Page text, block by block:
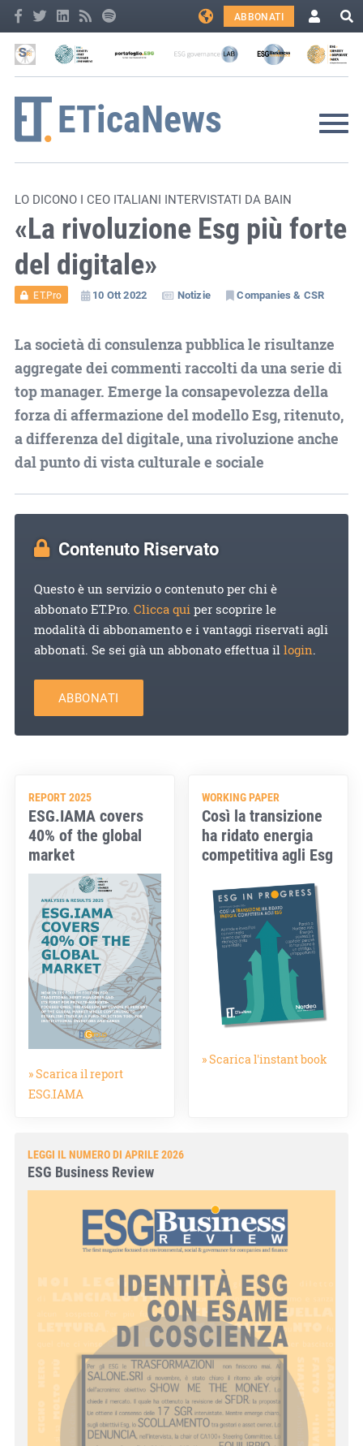
ABBONATI
LO DICONO I CEO ITALIANI INTERVISTATI DA BAIN
«La rivoluzione Esg più forte
del digitale»
ET.Pro 10 Ott 2022 Notizie Companies & CSR
La società di consulenza pubblica le risultanze
aggregate dei commenti raccolti da una serie di
top manager. Emerge la consapevolezza della
forza di affermazione del modello Esg, ritenuto,
a differenza del digitale, una rivoluzione anche
dal punto di vista culturale e sociale
Contenuto Riservato
Questo è un servizio o contenuto per chi è
abbonato ET.Pro. Clicca quiper scoprire le
modalità di abbonamento e i vantaggi riservati agli
abbonati. Se sei già un abbonato effettua illogin.
ABBONATI
REPORT 2025
ESG.IAMA covers
40% of the global
market
» Scarica il report
ESG.IAMA
WORKING PAPER
Così la transizione
ha ridato energia
competitiva agli Esg
» Scarica l'instant book
LEGGI IL NUMERO DI APRILE 2026
ESG Business Review